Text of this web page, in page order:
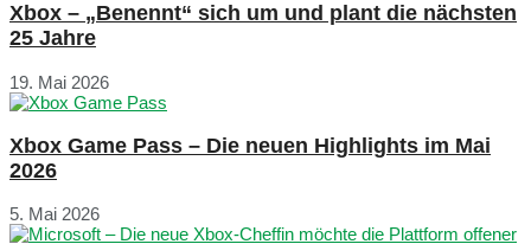
Xbox – „Benennt“ sich um und plant die nächsten
25 Jahre
19. Mai 2026
Xbox Game Pass – Die neuen Highlights im Mai
2026
5. Mai 2026